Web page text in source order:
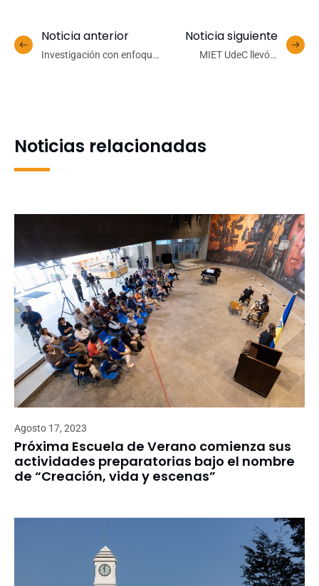
Noticia anterior
Investigación con enfoque
Noticia siguiente
MIET UdeC llevó a
Noticias relacionadas
Agosto 17, 2023
Próxima Escuela de Verano comienza sus
actividades preparatorias bajo el nombre
de “Creación, vida y escenas”